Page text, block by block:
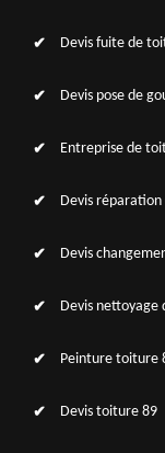
Devis fuite de
Devis pose de
Entreprise de
Devis
Devis
Devis nettoyage
Peinture toiture
Devis toiture 89